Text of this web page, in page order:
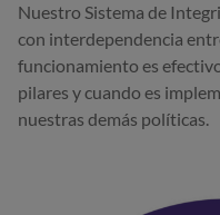
Nuestro Sistema de
con interdependencia
funcionamiento es
pilares y cuando es
nuestras demás políticas.